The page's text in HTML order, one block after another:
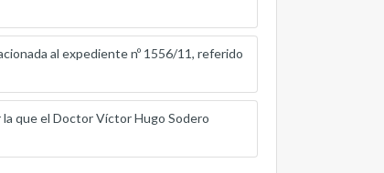
al expediente nº 1556/11, referido
que el Doctor Víctor Hugo Sodero